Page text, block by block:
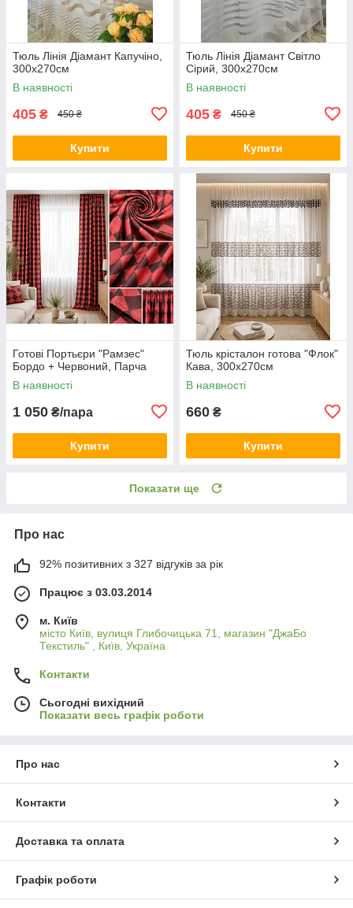
Тюль Лінія Діамант Капучіно,
300х270см
В наявності
405 ₴ 450 ₴
Купити
Тюль Лінія Діамант Світло
Сірий, 300х270см
В наявності
405 ₴ 450 ₴
Купити
Готові Портьєри "Рамзес"
Бордо + Червоний, Парча
В наявності
1 050 ₴/пара
Купити
Тюль крісталон готова "Флок"
Кава, 300х270см
В наявності
660 ₴
Купити
Показати ще
Про нас
92% позитивних з 327 відгуків за рік
Працює з 03.03.2014
м. Київ
місто Київ, вулиця Глибочицька 71, магазин "ДжаБо
Текстиль" , Київ, Україна
Контакти
Сьогодні вихідний
Показати весь графік роботи
Про нас
Контакти
Доставка та оплата
Графік роботи